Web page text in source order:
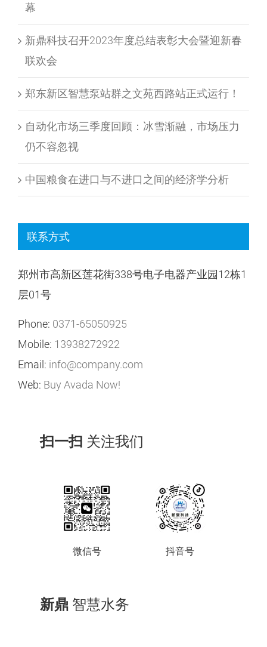
幕
新鼎科技召开2023年度总结表彰大会暨迎新春
联欢会
郑东新区智慧泵站群之文苑西路站正式运行！
自动化市场三季度回顾：冰雪渐融，市场压力
仍不容忽视
中国粮食在进口与不进口之间的经济学分析
联系方式
郑州市高新区莲花街338号电子电器产业园12栋1
层01号
Phone: 0371-65050925
Mobile: 13938272922
Email: info@company.com
Web: Buy Avada Now!
扫一扫 关注我们
微信号 抖音号
新鼎 智慧水务